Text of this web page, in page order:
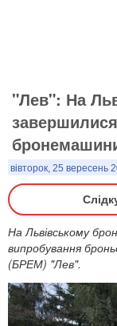
"Лев": На
вівторок, 25 вересень
На Львівському
випробування
(БРЕМ) "Лев".